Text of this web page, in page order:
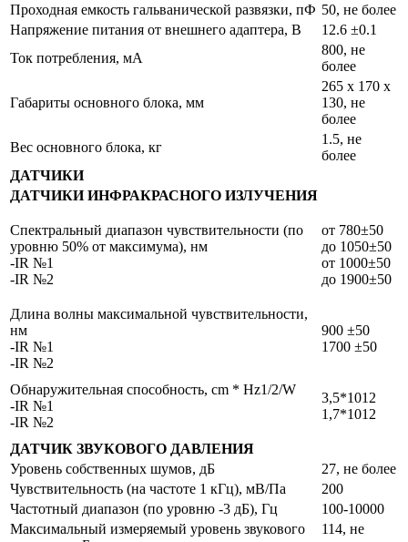
Проходная емкость гальванической развязки, пФ 50, не более
Напряжение питания от внешнего адаптера, В
12.6 ±0.1
Ток потребления, мА
800, не
более
Габариты основного блока, мм
265 х 170 х
130, не
более
Вес основного блока, кг
1.5, не
более
ДАТЧИКИ
ДАТЧИКИ ИНФРАКРАСНОГО ИЗЛУЧЕНИЯ
Спектральный диапазон чувствительности (по
уровню 50% от максимума), нм
-IR №1
-IR №2
от 780±50
до 1050±50
от 1000±50
до 1900±50
Длина волны максимальной чувствительности,
нм
-IR №1
-IR №2
900 ±50
1700 ±50
Обнаружительная способность, cm * Hz1/2/W
-IR №1
-IR №2
3,5*1012
1,7*1012
ДАТЧИК ЗВУКОВОГО ДАВЛЕНИЯ
Уровень собственных шумов, дБ
27, не более
Чувствительность (на частоте 1 кГц), мВ/Па
200
Частотный диапазон (по уровню -3 дБ), Гц
100-10000
Максимальный измеряемый уровень звукового
114, не